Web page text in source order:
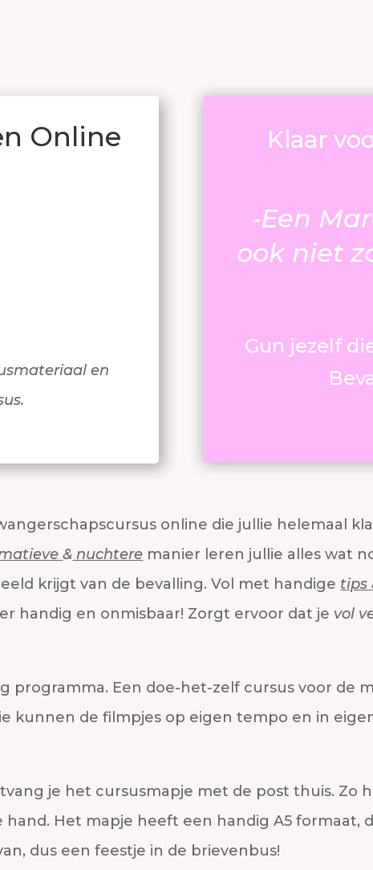
Online
en
Klaar
-Een
ook niet
Gun jezelf
online die jullie helemaal
& nuchtere manier leren jullie alles wat
krijgt van de bevalling. Vol met handige tips
handig en onmisbaar! Zorgt ervoor dat je vol
programma. Een doe-het-zelf cursus voor de
kunnen de filmpjes op eigen tempo en in
je het cursusmapje met de post thuis. Zo
hand. Het mapje heeft een handig A5 formaat,
dus een feestje in de brievenbus!